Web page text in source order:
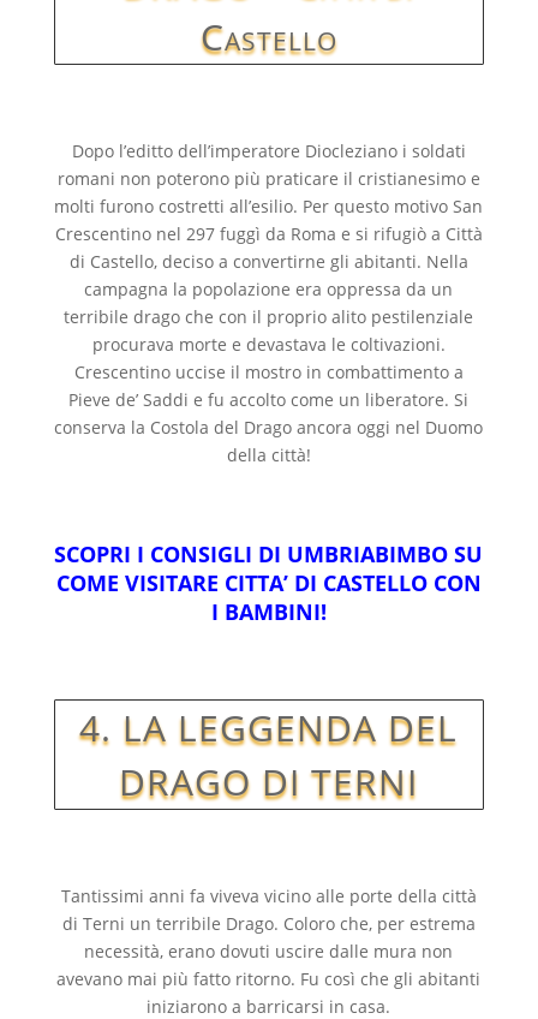
Castello
Dopo l’editto dell’imperatore Diocleziano i soldati
romani non poterono più praticare il cristianesimo e
molti furono costretti all’esilio. Per questo motivo San
Crescentino nel 297 fuggì da Roma e si rifugiò a Città
di Castello, deciso a convertirne gli abitanti. Nella
campagna la popolazione era oppressa da un
terribile drago che con il proprio alito pestilenziale
procurava morte e devastava le coltivazioni.
Crescentino uccise il mostro in combattimento a
Pieve de’ Saddi e fu accolto come un liberatore. Si
conserva la Costola del Drago ancora oggi nel Duomo
della città!
SCOPRI I CONSIGLI DI UMBRIABIMBO SU
COME VISITARE CITTA’ DI CASTELLO CON
I BAMBINI!
4. LA LEGGENDA DEL
DRAGO DI TERNI
Tantissimi anni fa viveva vicino alle porte della città
di Terni un terribile Drago. Coloro che, per estrema
necessità, erano dovuti uscire dalle mura non
avevano mai più fatto ritorno. Fu così che gli abitanti
iniziarono a barricarsi in casa.